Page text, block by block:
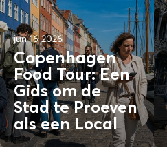
jun 16 2026
Copenhagen
Food Tour: Een
Gids om de
Stad te Proeven
als eenLocal